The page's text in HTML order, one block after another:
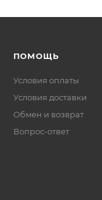
ПОМОЩЬ
Условия оплаты
Условия доставки
Обмен и возврат
Вопрос-ответ